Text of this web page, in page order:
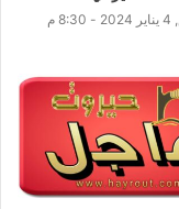
م